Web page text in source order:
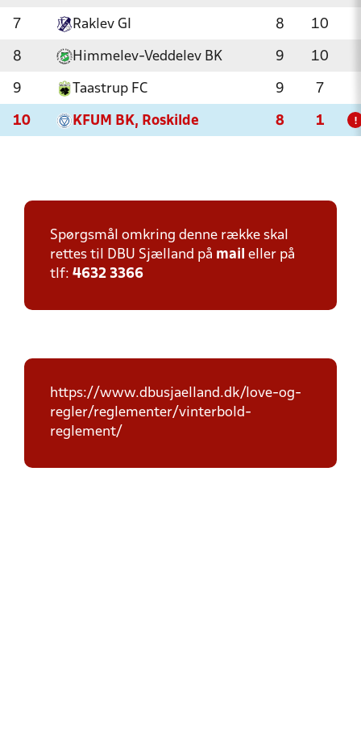
7 Raklev GI 8 10
8 Himmelev-Veddelev BK 9 10
9 Taastrup FC 9 7
10 KFUM BK, Roskilde 8 1 !
Spørgsmål omkring denne række skal
rettes til DBU Sjælland på mail eller på
tlf: 4632 3366
https://www.dbusjaelland.dk/love-og-
regler/reglementer/vinterbold-
reglement/